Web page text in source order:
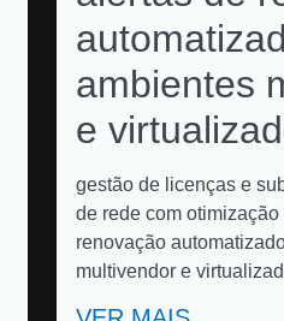
ambientes
e
gestão de licenças e
de rede com
renovação
multivendor e